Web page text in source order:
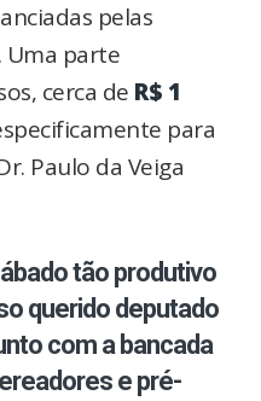
pelas
Uma parte
cerca de R$ 1
para
Paulo da Veiga
tão produtivo
querido deputado
com a bancada
e pré-